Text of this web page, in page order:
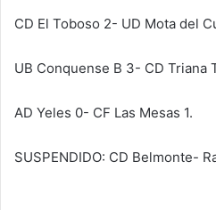
CD El Toboso 2- UD Mota del
UB Conquense B 3- CD Triana
AD Yeles 0- CF Las Mesas 1.
SUSPENDIDO: CD Belmonte-